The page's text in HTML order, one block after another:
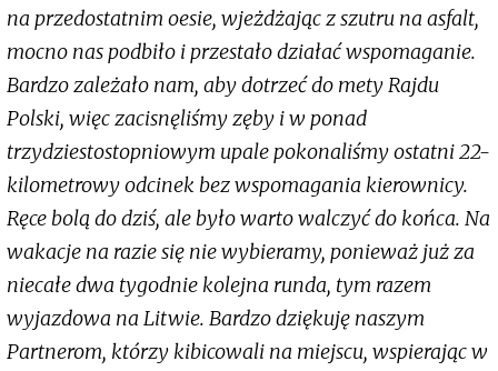
na przedostatnim oesie, wjeżdżając z szutru na asfalt,
mocno nas podbiło i przestało działać wspomaganie.
Bardzo zależało nam, aby dotrzeć do mety Rajdu
Polski, więc zacisnęliśmy zęby i w ponad
trzydziestostopniowym upale pokonaliśmy ostatni 22-
kilometrowy odcinek bez wspomagania kierownicy.
Ręce bolą do dziś, ale było warto walczyć do końca. Na
wakacje na razie się nie wybieramy, ponieważ już za
niecałe dwa tygodnie kolejna runda, tym razem
wyjazdowa na Litwie. Bardzo dziękuję naszym
Partnerom, którzy kibicowali na miejscu, wspierając w